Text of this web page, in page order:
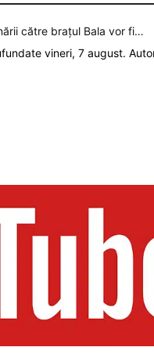
către brațul Bala vor fi…
vineri, 7 august.